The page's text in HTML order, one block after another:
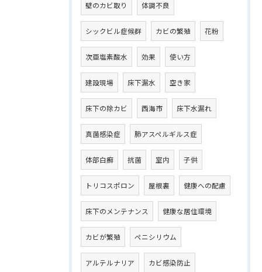
壁のカビ取り 体調不良
シックビル症候群 カビの繁殖 花粉
次亜塩素酸水 効果 使い方
建設現場 床下漏水 空き家
床下の除カビ 西海市 床下水漏れ
真菌感染症 肺アスペルギルス症
体部白癬 抗菌 室内 子供
トリコスポロン 屋根裏 健康への配慮
床下のメンテナンス 健康な居住環境
カビが繁殖 ペニシリウム
アルテルナリア カビ感染防止